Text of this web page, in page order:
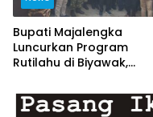
Bupati Majalengka
Luncurkan Program
Rutilahu di Biyawak,
1714/Jatitujuh Turut
Dukung GEBER Bersama